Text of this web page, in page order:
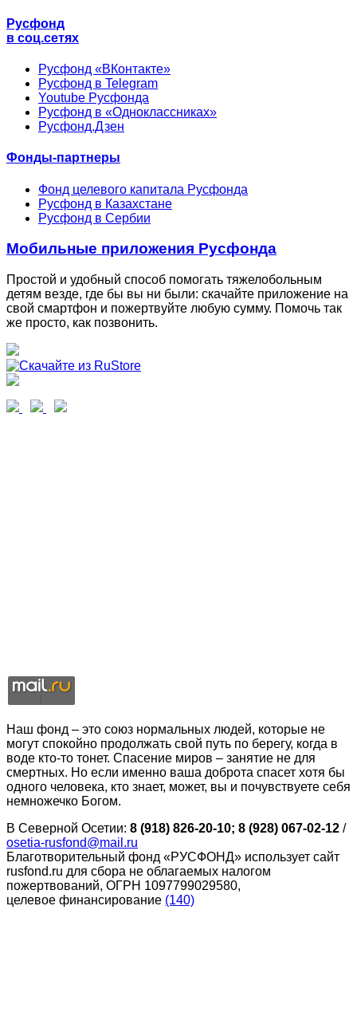
Русфонд
в соц.сетях
Русфонд «ВКонтакте»
Русфонд в Telegram
Youtube Русфонда
Русфонд в «Одноклассниках»
Русфонд.Дзен
Фонды-партнеры
Фонд целевого капитала Русфонда
Русфонд в Казахстане
Русфонд в Сербии
Мобильные приложения Русфонда
Простой и удобный способ помогать тяжелобольным
детям везде, где бы вы ни были: скачайте приложение на
свой смартфон и пожертвуйте любую сумму. Помочь так
же просто, как позвонить.
Наш фонд – это союз нормальных людей, которые не
могут спокойно продолжать свой путь по берегу, когда в
воде кто-то тонет. Спасение миров – занятие не для
смертных. Но если именно ваша доброта спасет хотя бы
одного человека, кто знает, может, вы и почувствуете себя
немножечко Богом.
В Северной Осетии: 8 (918) 826-20-10; 8 (928) 067-02-12 /
osetia-rusfond@mail.ru
Благотворительный фонд «РУСФОНД» использует сайт
rusfond.ru для сбора не облагаемых налогом
пожертвований, ОГРН 1097799029580,
целевое финансирование (140)